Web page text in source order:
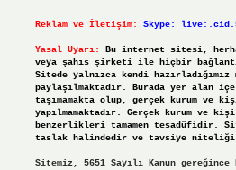
Reklam ve İletişim: Skype:
Yasal Uyarı:
Bu internet sitesi,
veya şahıs şirketi ile hiçbir
Sitede yalnızca kendi hazırladığımız
paylaşılmaktadır. Burada yer alan
taşımamakta olup, gerçek kurum ve
yapılmamaktadır. Gerçek kurum ve
benzerlikleri tamamen tesadüfidir.
taslak halindedir ve tavsiye niteliği
Sitemiz, 5651 Sayılı Kanun